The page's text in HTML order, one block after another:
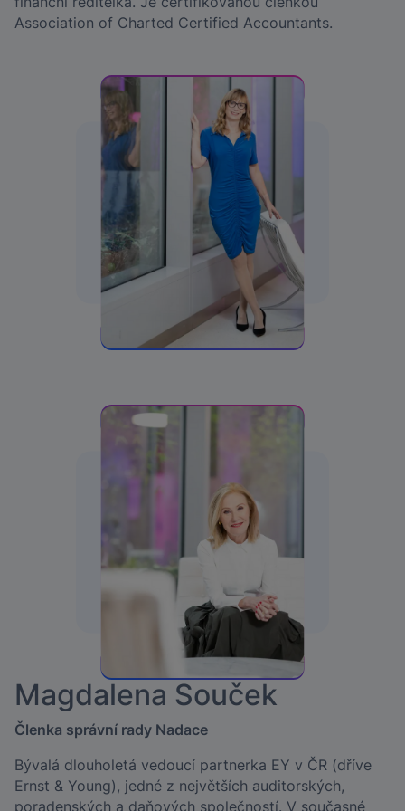
Association of Charted Certified Accountants.
Magdalena Souček
Členka správní rady Nadace
Bývalá dlouholetá vedoucí partnerka EY v ČR (dříve
Ernst & Young), jedné z největších auditorských,
poradenských a daňových společností. V současné